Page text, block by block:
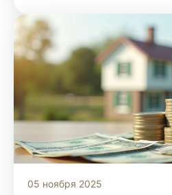
неосведомленности о
льготных программах.
05 ноября 2025